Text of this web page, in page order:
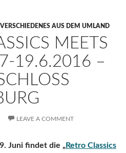
VERSCHIEDENES AUS DEM UMLAND
MEETS
19.6.2016 –
LEAVE A COMMENT
Juni findet die „Retro Classics